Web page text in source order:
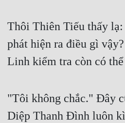
Xa Lộ Dịch
Thôi Thiên Tiếu thấy
phát hiện ra điều gì
Linh kiểm tra còn có thể
"Tôi không chắc." Đây
Diệp Thanh Đình luôn